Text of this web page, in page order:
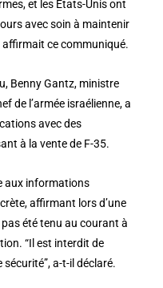
et les États-Unis ont
avec soin à maintenir
affirmait ce communiqué.
Benny Gantz, ministre
de l’armée israélienne, a
avec des
à la vente de F-35.
aux informations
affirmant lors d’une
pas été tenu au courant à
“Il est interdit de
a-t-il déclaré.